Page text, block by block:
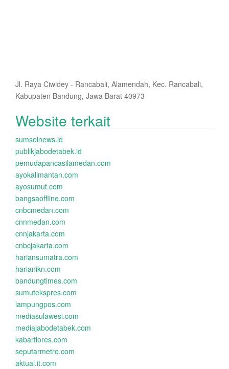
Jl. Raya Ciwidey - Rancabali, Alamendah, Kec. Rancabali,
Kabupaten Bandung, Jawa Barat 40973
Website terkait
sumselnews.id
publikjabodetabek.id
pemudapancasilamedan.com
ayokalimantan.com
ayosumut.com
bangsaoffline.com
cnbcmedan.com
cnnmedan.com
cnnjakarta.com
cnbcjakarta.com
hariansumatra.com
harianikn.com
bandungtimes.com
sumutekspres.com
lampungpos.com
mediasulawesi.com
mediajabodetabek.com
kabarflores.com
seputarmetro.com
aktual.it.com